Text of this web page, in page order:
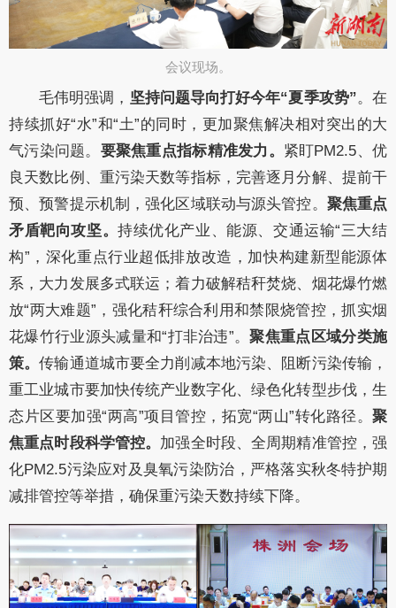
会议现场。​
毛伟明强调， 坚持问题导向打好今年“夏季攻势”。在
持续抓好“水”和“土”的同时，更加聚焦解决相对突出的大
气污染问题。 要聚焦重点指标精准发力 。 紧盯PM2.5、优
良天数比例、重污染天数等指标，完善逐月分解、提前干
预、预警提示机制，强化区域联动与源头管控。 聚焦重点
矛盾靶向攻坚。持续优化产业、能源、交通运输“三大结
构”，深化重点行业超低排放改造，加快构建新型能源体
系，大力发展多式联运；着力破解秸秆焚烧、烟花爆竹燃
放“两大难题”， 强化秸秆综合利用和禁限烧管控，抓实烟
花爆竹行业源头减量和“打非治违”。聚焦重点区域分类施
策。传输通道城市要全力削减本地污染、阻断污染传输，
重工业城市要加快传统产业数字化、绿色化转型步伐，生
态片区要加强“两高”项目管控，拓宽“两山”转化路径。 聚
焦重点时段科学管控。 加强全时段、全周期精准管控，强
化PM2.5污染应对及臭氧污染防治，严格落实秋冬特护期
减排管控等举措，确保重污染天数持续下降。